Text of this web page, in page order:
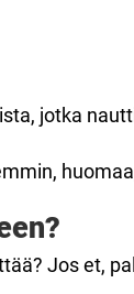
jotka
Jos et,